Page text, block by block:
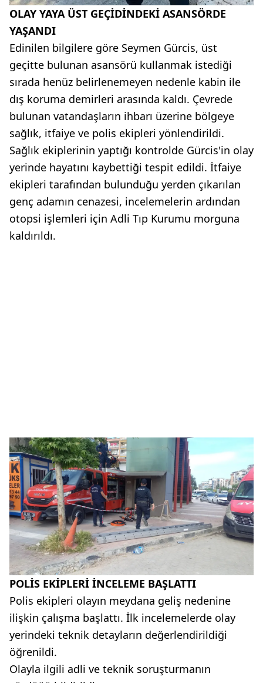
OLAY YAYA ÜST GEÇİDİNDEKİ ASANSÖRDE
YAŞANDI
Edinilen bilgilere göre Seymen Gürcis, üst
geçitte bulunan asansörü kullanmak istediği
sırada henüz belirlenemeyen nedenle kabin ile
dış koruma demirleri arasında kaldı. Çevrede
bulunan vatandaşların ihbarı üzerine bölgeye
sağlık, itfaiye ve polis ekipleri yönlendirildi.
Sağlık ekiplerinin yaptığı kontrolde Gürcis'in olay
yerinde hayatını kaybettiği tespit edildi. İtfaiye
ekipleri tarafından bulunduğu yerden çıkarılan
genç adamın cenazesi, incelemelerin ardından
otopsi işlemleri için Adli Tıp Kurumu morguna
kaldırıldı.
POLİS EKİPLERİ İNCELEME BAŞLATTI
Polis ekipleri olayın meydana geliş nedenine
ilişkin çalışma başlattı. İlk incelemelerde olay
yerindeki teknik detayların değerlendirildiği
öğrenildi.
Olayla ilgili adli ve teknik soruşturmanın